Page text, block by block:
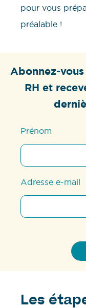
pour vous
préalable !
Abonnez-
RH et
Prénom
Adresse e-mail
Les